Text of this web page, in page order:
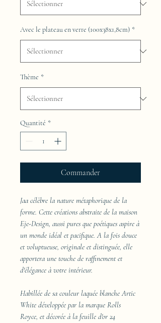
Avec le plateau en verre (100x38x1,8cm) *
Thème *
Quantité *
Commander
Jaa célèbre la nature métaphorique de la
forme. Cette créations abstraite de la maison
Eje-Design, aussi pures que poétiques aspire à
un monde idéal et pacifique. A la fois douce
et voluptueuse, originale et distinguée, elle
apportera une touche de raffinement et
d'élégance à votre intérieur.
Habillée de sa couleur laquée blanche Artic
White développée par la marque Rolls
Royce, et décorée à la feuille d'or 24